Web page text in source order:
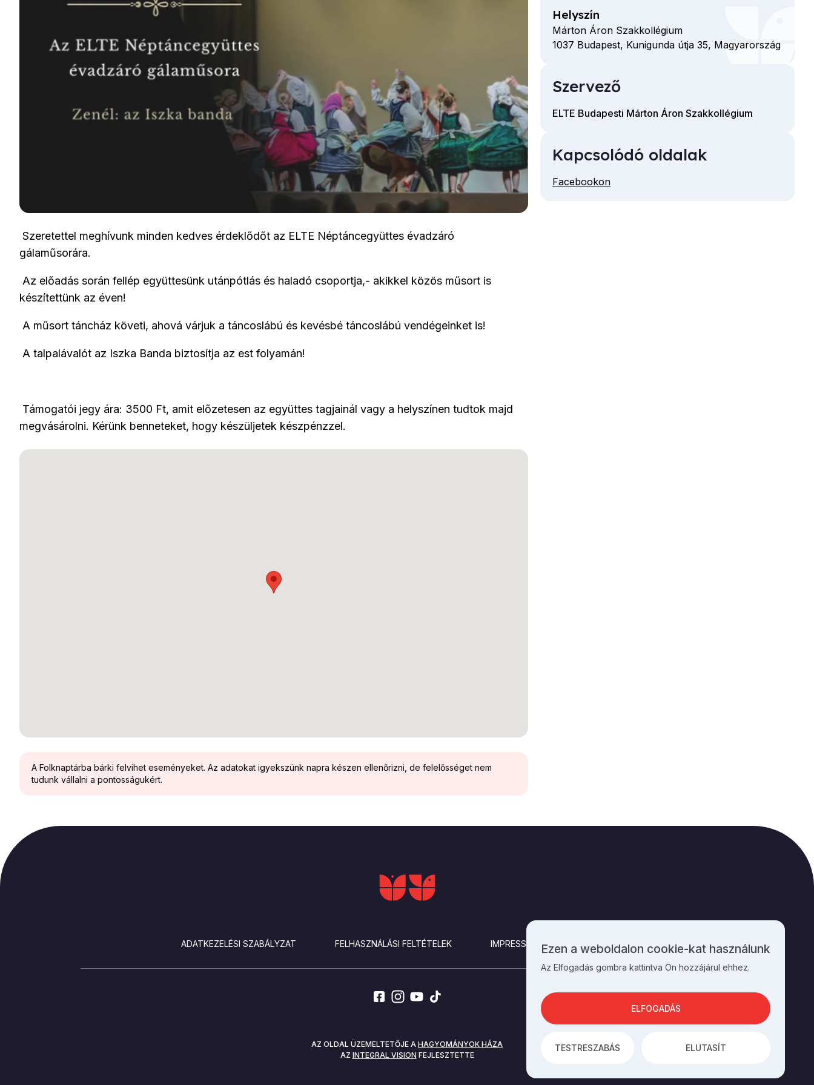
Szeretettel meghívunk minden kedves érdeklődőt az ELTE Néptáncegyüttes évadzáró
gálaműsorára.
Az előadás során fellép együttesünk utánpótlás és haladó csoportja,- akikkel közös műsort is
készítettünk az éven!
A műsort táncház követi, ahová várjuk a táncoslábú és kevésbé táncoslábú vendégeinket is!
A talpalávalót az Iszka Banda biztosítja az est folyamán!
Támogatói jegy ára: 3500 Ft, amit előzetesen az együttes tagjainál vagy a helyszínen tudtok majd
megvásárolni. Kérünk benneteket, hogy készüljetek készpénzzel.
A Folknaptárba bárki felvihet eseményeket. Az adatokat igyekszünk napra készen ellenőrizni, de felelősséget nem
tudunk vállalni a pontosságukért.
Helyszín
Márton Áron Szakkollégium
1037 Budapest, Kunigunda útja 35, Magyarország
Szervező
ELTE Budapesti Márton Áron Szakkollégium
Kapcsolódó oldalak
Facebookon
ADATKEZELÉSI SZABÁLYZAT FELHASZNÁLÁSI FELTÉTELEK IMPRESSZUM KAPCSOLAT
AZ OLDAL ÜZEMELTETŐJE A HAGYOMÁNYOK HÁZA
AZ INTEGRAL VISION FEJLESZTETTE
Személyes
adatok
cookie-
k
használata
Ezen a weboldalon cookie-kat használunk
Az Elfogadás gombra kattintva Ön hozzájárul ehhez.
TESTRESZABÁS ELUTASÍT
ELFOGADÁS